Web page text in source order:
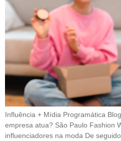
Influência + Mídia Programática
empresa atua? São Paulo Fashion
influenciadores na moda De